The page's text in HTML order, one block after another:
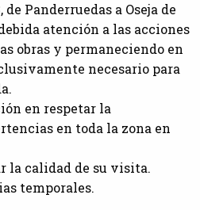
Panderruedas a Oseja de
atención a las acciones
obras y permaneciendo en
necesario para
en respetar la
en toda la zona en
la calidad de su visita.
temporales.